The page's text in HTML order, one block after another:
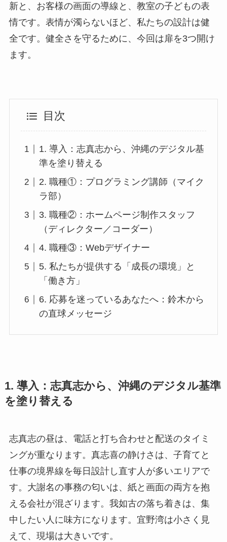
新と、お客様の画面の導線と、教室の子どもの表
情です。表情が濁らないほど、私たちの設計は健
全です。健全さを守るために、今回は扉を3つ開け
ます。
目次
1. 導入：志真志から、沖縄のデジタル基
準を塗り替える
2. 職種①：プログラミング講師（マイク
ラ部）
3. 職種②：ホームページ制作スタッフ
（ディレクター／コーダー）
4. 職種③：Webデザイナー
5. 私たちが提供する「成長の環境」と
「働き方」
6. 応募を迷っているあなたへ：鈴木から
の直球メッセージ
1. 導入：志真志から、沖縄のデジタル基準
を塗り替える
志真志の昼は、電話と打ち合わせと配送のタイミ
ングが重なります。真志喜の静けさは、子育てと
仕事の境界線を毎日設計し直す人が多いエリアで
す。大謝名の事務の匂いは、紙と画面の両方を抱
える会社が混ざります。我如古の落ち着きは、集
中したい人に味方になります。宜野湾は小さく見
えて、現場は大きいです。